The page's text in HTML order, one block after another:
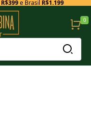
R$399e Brasil R$1.199
0